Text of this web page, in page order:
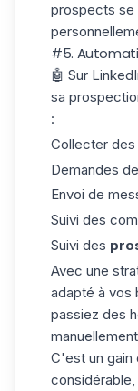
prospects se
#5.
🤖 Sur
sa
:
Collecter des
Demandes
Envoi de
Suivi des
Suivi des
Avec une
adapté à vos
passiez des
C'est un